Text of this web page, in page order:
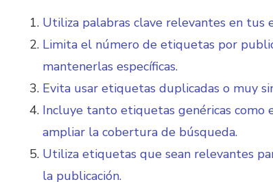
Utiliza palabras clave relevantes en tus
Limita el número de etiquetas por
mantenerlas específicas.
Evita usar etiquetas duplicadas o muy
Incluye tanto etiquetas genéricas como
ampliar la cobertura de búsqueda.
Utiliza etiquetas que sean relevantes
la publicación.